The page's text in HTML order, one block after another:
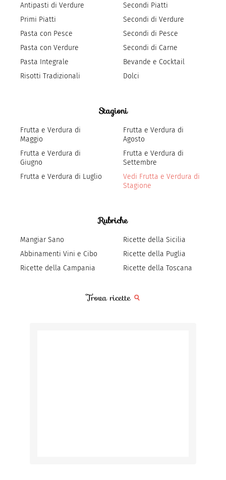
Antipasti di Verdure
Primi Piatti
Pasta con Pesce
Pasta con Verdure
Pasta Integrale
Risotti Tradizionali
Secondi Piatti
Secondi di Verdure
Secondi di Pesce
Secondi di Carne
Bevande e Cocktail
Dolci
Stagioni
Frutta e Verdura di
Maggio
Frutta e Verdura di
Giugno
Frutta e Verdura di Luglio
Frutta e Verdura di
Agosto
Frutta e Verdura di
Settembre
Vedi Frutta e Verdura di
Stagione
Rubriche
Mangiar Sano
Abbinamenti Vini e Cibo
Ricette della Campania
Ricette della Sicilia
Ricette della Puglia
Ricette della Toscana
Trova ricette